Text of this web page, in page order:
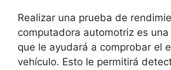
Realizar una prueba de
computadora automotriz es
que le ayudará a comprobar el
vehículo. Esto le permitirá